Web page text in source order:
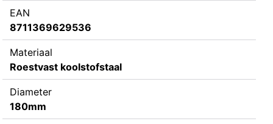
EAN
8711369629536
Materiaal
Roestvast koolstofstaal
Diameter
180mm